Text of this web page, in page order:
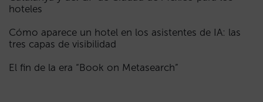
hoteles
Cómo aparece un hotel en los asistentes de IA: las
tres capas de visibilidad
El fin de la era “Book on Metasearch”